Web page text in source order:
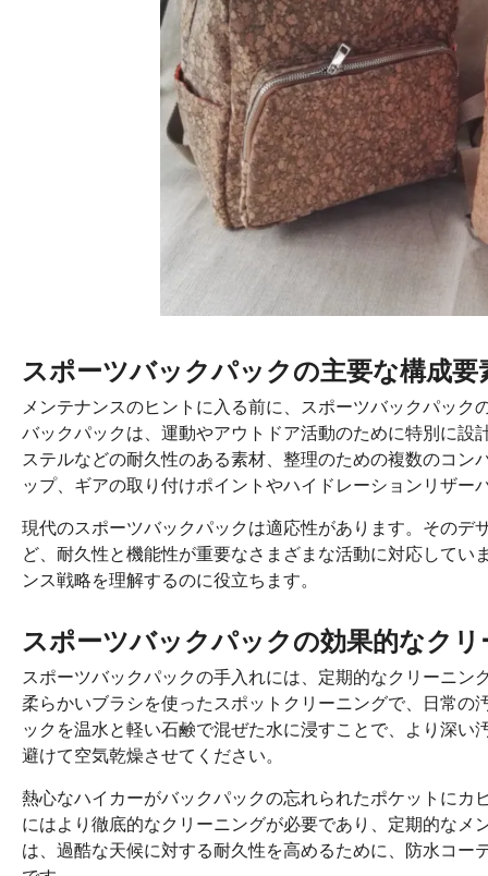
スポーツバックパックの主要な構成要
メンテナンスのヒントに入る前に、スポーツバックパッ
バックパックは、運動やアウトドア活動のために特別に
ステルなどの耐久性のある素材、整理のための複数のコ
ップ、ギアの取り付けポイントやハイドレーションリザー
現代のスポーツバックパックは適応性があります。その
ど、耐久性と機能性が重要なさまざまな活動に対応して
ンス戦略を理解するのに役立ちます。
スポーツバックパックの効果的なク
スポーツバックパックの手入れには、定期的なクリーニ
柔らかいブラシを使ったスポットクリーニングで、日常
ックを温水と軽い石鹸で混ぜた水に浸すことで、より深
避けて空気乾燥させてください。
熱心なハイカーがバックパックの忘れられたポケットに
にはより徹底的なクリーニングが必要であり、定期的な
は、過酷な天候に対する耐久性を高めるために、防水コ